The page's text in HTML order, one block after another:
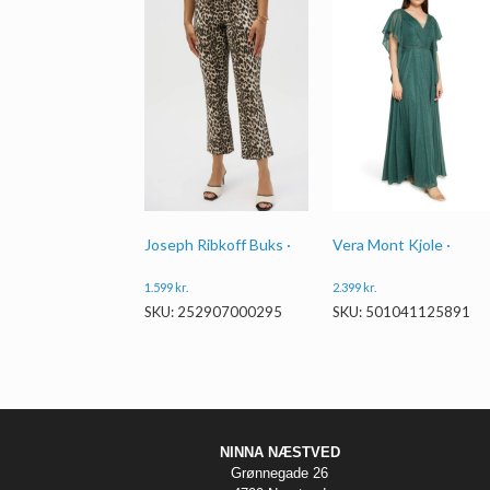
Joseph Ribkoff Buks ·
1.599kr.
SKU: 252907000295
Vera Mont Kjole ·
2.399kr.
SKU: 501041125891
NINNA NÆSTVED
Grønnegade 26